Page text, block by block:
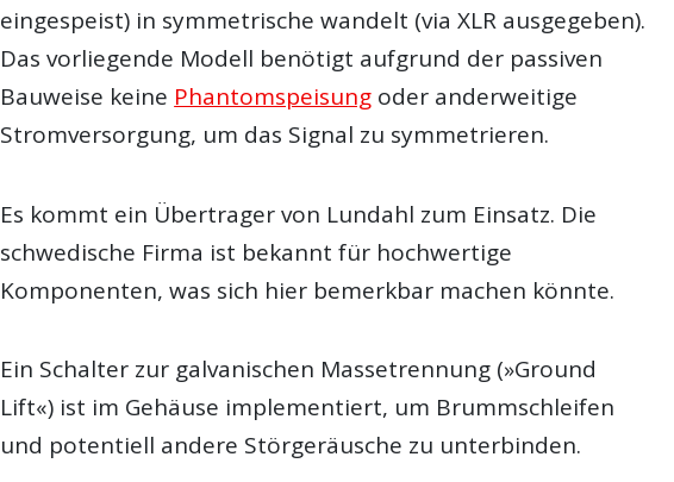
eingespeist) in symmetrische wandelt (via XLR ausgegeben).
Das vorliegende Modell benötigt aufgrund der passiven
Bauweise keine Phantomspeisung oder anderweitige
Stromversorgung, um das Signal zu symmetrieren.
Es kommt ein Übertrager von Lundahl zum Einsatz. Die
schwedische Firma ist bekannt für hochwertige
Komponenten, was sich hier bemerkbar machen könnte.
Ein Schalter zur galvanischen Massetrennung (»Ground
Lift«) ist im Gehäuse implementiert, um Brummschleifen
und potentiell andere Störgeräusche zu unterbinden.